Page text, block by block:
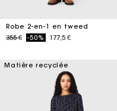
Robe 2-en-1 en tweed
Price reduced from
355 €to-50% 177,5 €
Matière recyclée